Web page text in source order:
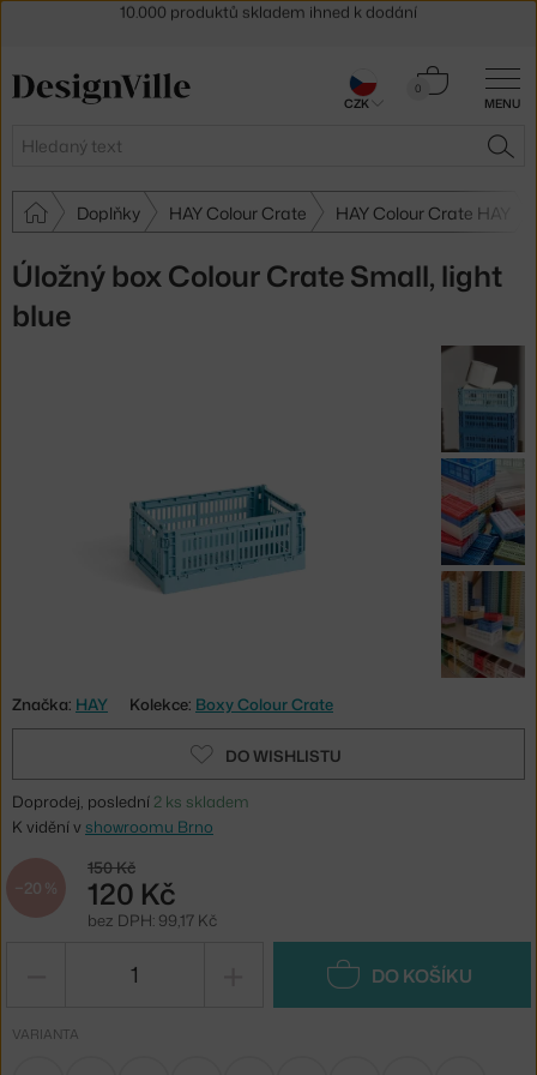
MENU
Hledat
0
Košík
Doplňky HAY Colour Crate HAY Colour Crate HAY
Úložný box Colour Crate Small, light
blue
Značka: HAY Kolekce: Boxy Colour Crate
DO WISHLISTU
Doprodej, poslední 2 ks skladem
K vidění v showroomu Brno
−20 %
150 Kč
120 Kč
bez DPH: 99,17 Kč
DO KOŠÍKU
VARIANTA
30 dní na vrácení zboží
CZK